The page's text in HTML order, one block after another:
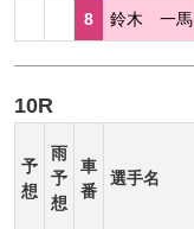
8 鈴木 一馬
10R
予
想
雨
予
想
車
番
選手名